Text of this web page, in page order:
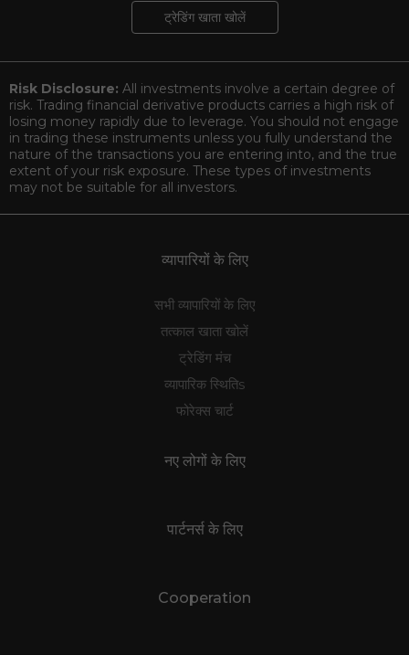
ट्रेडिंग खाता खोलें
Risk Disclosure: All investments involve a certain degree of
risk. Trading financial derivative products carries a high risk of
losing money rapidly due to leverage. You should not engage
in trading these instruments unless you fully understand the
nature of the transactions you are entering into, and the true
extent of your risk exposure. These types of investments
may not be suitable for all investors.
व्यापारियों के लिए
सभी व्यापारियों के लिए
तत्काल खाता खोलें
ट्रेडिंग मंच
व्यापारिक स्थितिs
फोरेक्स चार्ट
नए लोगों के लिए
पार्टनर्स के लिए
Cooperation